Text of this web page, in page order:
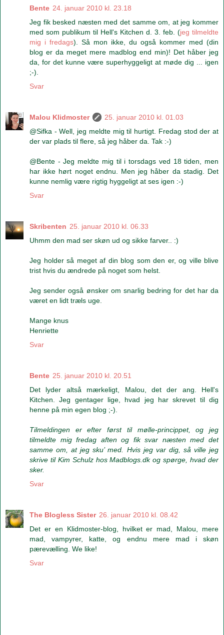
Bente 24. januar 2010 kl. 23.18
Jeg fik besked næsten med det samme om, at jeg kommer
med som publikum til Hell's Kitchen d. 3. feb. (jeg tilmeldte
mig i fredags). Så mon ikke, du også kommer med (din
blog er da meget mere madblog end min)! Det håber jeg
da, for det kunne være superhyggeligt at møde dig ... igen
;-).
Svar
Malou Klidmoster
25. januar 2010 kl. 01.03
@Sifka - Well, jeg meldte mig til hurtigt. Fredag stod der at
der var plads til flere, så jeg håber da. Tak :-)
@Bente - Jeg meldte mig til i torsdags ved 18 tiden, men
har ikke hørt noget endnu. Men jeg håber da stadig. Det
kunne nemlig være rigtig hyggeligt at ses igen :-)
Svar
Skribenten 25. januar 2010 kl. 06.33
Uhmm den mad ser skøn ud og sikke farver.. :)
Jeg holder så meget af din blog som den er, og ville blive
trist hvis du ændrede på noget som helst.
Jeg sender også ønsker om snarlig bedring for det har da
været en lidt træls uge.
Mange knus
Henriette
Svar
Bente 25. januar 2010 kl. 20.51
Det lyder altså mærkeligt, Malou, det der ang. Hell's
Kitchen. Jeg gentager lige, hvad jeg har skrevet til dig
henne på min egen blog ;-).
Tilmeldingen er efter først til mølle-princippet, og jeg
tilmeldte mig fredag aften og fik svar næsten med det
samme om, at jeg sku’ med. Hvis jeg var dig, så ville jeg
skrive til Kim Schulz hos Madblogs.dk og spørge, hvad der
sker.
Svar
The Blogless Sister 26. januar 2010 kl. 08.42
Det er en Klidmoster-blog, hvilket er mad, Malou, mere
mad, vampyrer, katte, og endnu mere mad i skøn
pærevælling. We like!
Svar